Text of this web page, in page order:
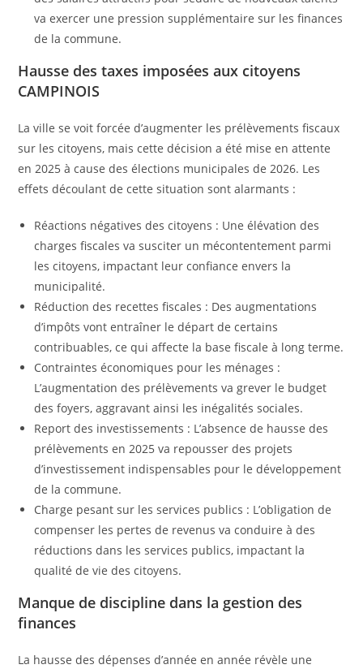
va exercer une pression supplémentaire sur les finances
de la commune.
Hausse des taxes imposées aux citoyens
CAMPINOIS
La ville se voit forcée d’augmenter les prélèvements fiscaux
sur les citoyens, mais cette décision a été mise en attente
en 2025 à cause des élections municipales de 2026. Les
effets découlant de cette situation sont alarmants :
Réactions négatives des citoyens : Une élévation des
charges fiscales va susciter un mécontentement parmi
les citoyens, impactant leur confiance envers la
municipalité.
Réduction des recettes fiscales : Des augmentations
d’impôts vont entraîner le départ de certains
contribuables, ce qui affecte la base fiscale à long terme.
Contraintes économiques pour les ménages :
L’augmentation des prélèvements va grever le budget
des foyers, aggravant ainsi les inégalités sociales.
Report des investissements : L’absence de hausse des
prélèvements en 2025 va repousser des projets
d’investissement indispensables pour le développement
de la commune.
Charge pesant sur les services publics : L’obligation de
compenser les pertes de revenus va conduire à des
réductions dans les services publics, impactant la
qualité de vie des citoyens.
Manque de discipline dans la gestion des
finances
La hausse des dépenses d’année en année révèle une